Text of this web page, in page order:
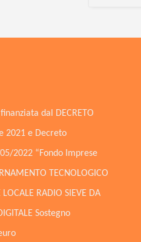
dal DECRETO
2021 e Decreto
2022 “Fondo Imprese
TECNOLOGICO
LOCALE RADIO SIEVE DA
Sostegno